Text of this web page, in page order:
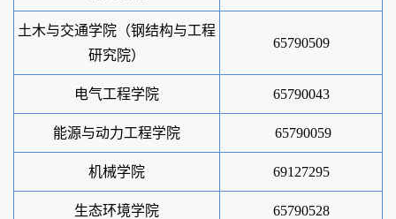
土木与交通学院（钢结构与工程
研究院）
65790509
电气工程学院 65790043
能源与动力工程学院 65790059
机械学院 69127295
生态环境学院 65790528